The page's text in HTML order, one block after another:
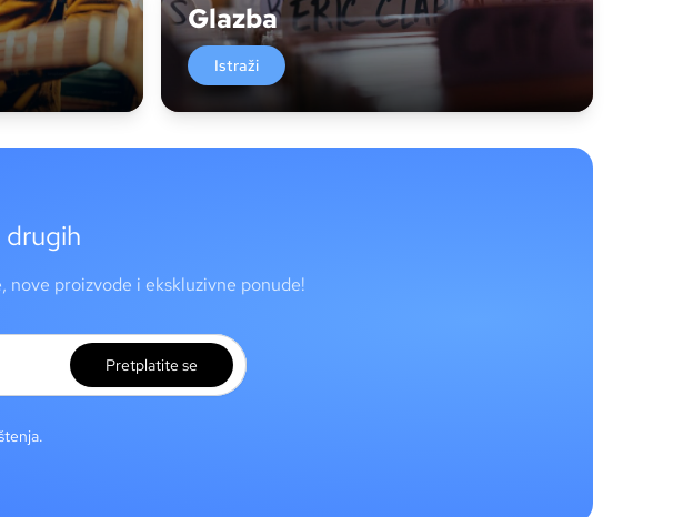
Glazba
Istraži
proizvode i ekskluzivne ponude!
Pretplatite se